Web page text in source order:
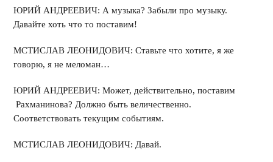
ЮРИЙ АНДРЕЕВИЧ: А музыка? Забыли про музыку.
Давайте хоть что то поставим!
МСТИСЛАВ ЛЕОНИДОВИЧ: Ставьте что хотите, я же
говорю, я не меломан…
ЮРИЙ АНДРЕЕВИЧ: Может, действительно, поставим
Рахманинова? Должно быть величественно.
Соответствовать текущим событиям.
МСТИСЛАВ ЛЕОНИДОВИЧ: Давай.